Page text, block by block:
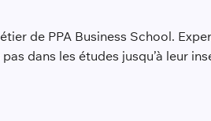
de PPA Business School.
dans les études jusqu’à leur